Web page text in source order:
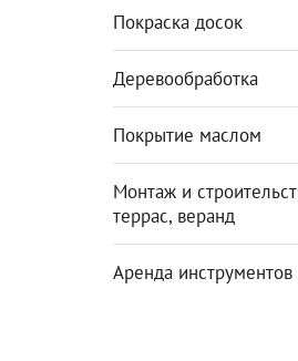
Покраска досок
Деревообработка
Покрытие маслом
Монтаж и
террас, веранд
Аренда инструментов